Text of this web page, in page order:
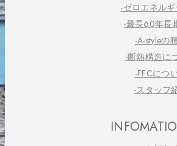
-ゼロエネル
-最長60年長
-A-styleの
-断熱構造に
-FFCにつ
-スタッフ